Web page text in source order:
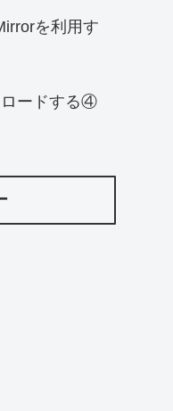
を利用す
ロードする④